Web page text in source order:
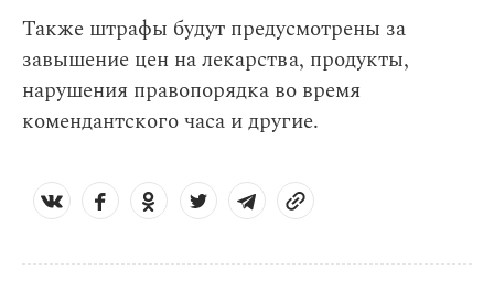
Также штрафы будут предусмотрены за
завышение цен на лекарства, продукты,
нарушения правопорядка во время
комендантского часа и другие.